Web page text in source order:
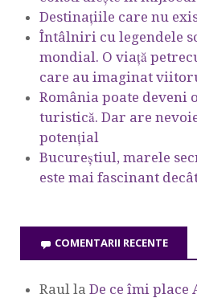
Destinațiile care nu
Întâlniri cu legendele
mondial. O viață
care au imaginat
România poate deveni
turistică. Dar are
potențial
Bucureștiul, marele
este mai fascinant
COMENTARII RECENTE
Raul la De ce îmi place